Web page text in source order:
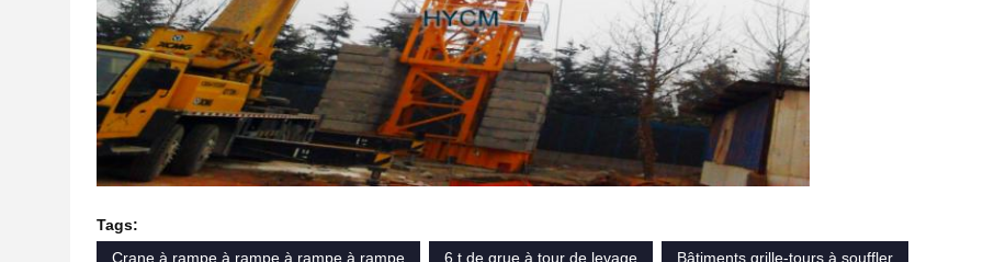
Tags:
Crane à rampe à rampe à rampe à rampe
6 t de grue à tour de levage Bâtiments grille-tours à souffler